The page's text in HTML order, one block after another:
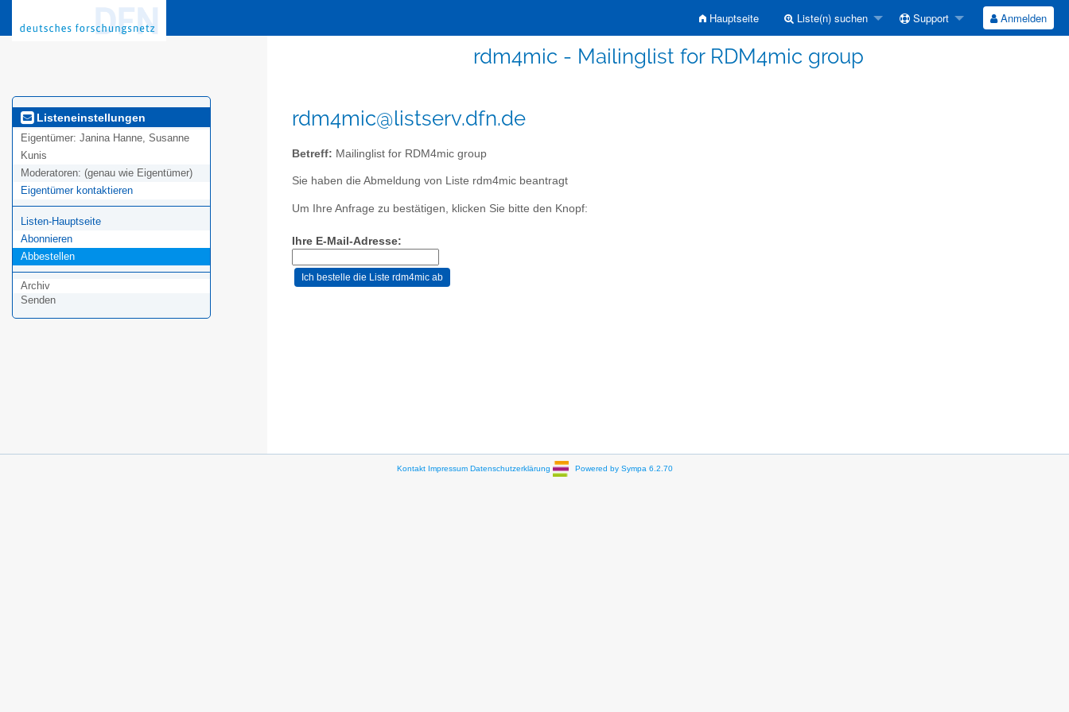
Hauptseite Liste(n) suchen Support Anmelden
rdm4mic - Mailinglist for RDM4mic group
Listeneinstellungen
Eigentümer: Janina Hanne, Susanne
Kunis
Moderatoren: (genau wie Eigentümer)
Eigentümer kontaktieren
Listen-Hauptseite
Abonnieren
Abbestellen
Archiv
Senden
rdm4mic@listserv.dfn.de
Betreff: Mailinglist for RDM4mic group
Sie haben die Abmeldung von Liste rdm4mic beantragt
Um Ihre Anfrage zu bestätigen, klicken Sie bitte den Knopf:
Ihre E-Mail-Adresse:
Kontakt Impressum Datenschutzerklärung Powered by Sympa 6.2.70